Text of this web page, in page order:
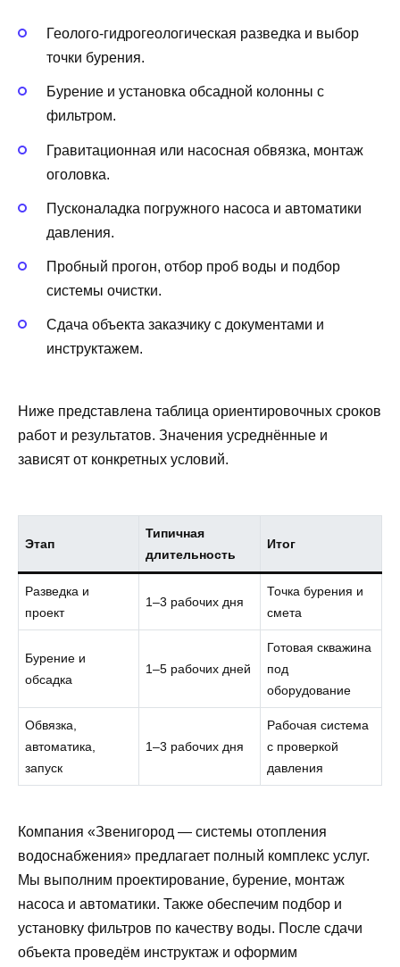
Геолого-гидрогеологическая разведка и выбор
точки бурения.
Бурение и установка обсадной колонны с
фильтром.
Гравитационная или насосная обвязка, монтаж
оголовка.
Пусконаладка погружного насоса и автоматики
давления.
Пробный прогон, отбор проб воды и подбор
системы очистки.
Сдача объекта заказчику с документами и
инструктажем.
Ниже представлена таблица ориентировочных сроков
работ и результатов. Значения усреднённые и
зависят от конкретных условий.
Этап
Типичная
длительность
Итог
Разведка и
проект
1–3 рабочих дня
Точка бурения и
смета
Бурение и
обсадка
1–5 рабочих дней
Готовая скважина
под
оборудование
Обвязка,
автоматика,
запуск
1–3 рабочих дня
Рабочая система
с проверкой
давления
Компания «Звенигород — системы отопления
водоснабжения» предлагает полный комплекс услуг.
Мы выполним проектирование, бурение, монтаж
насоса и автоматики. Также обеспечим подбор и
установку фильтров по качеству воды. После сдачи
объекта проведём инструктаж и оформим